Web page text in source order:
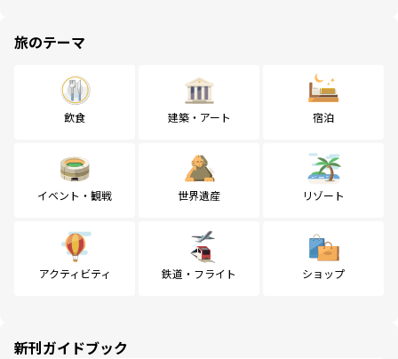
旅のテーマ
飲食 建築・アート 宿泊
イベント・観戦 世界遺産 リゾート
アクティビティ 鉄道・フライト ショップ
新刊ガイドブック